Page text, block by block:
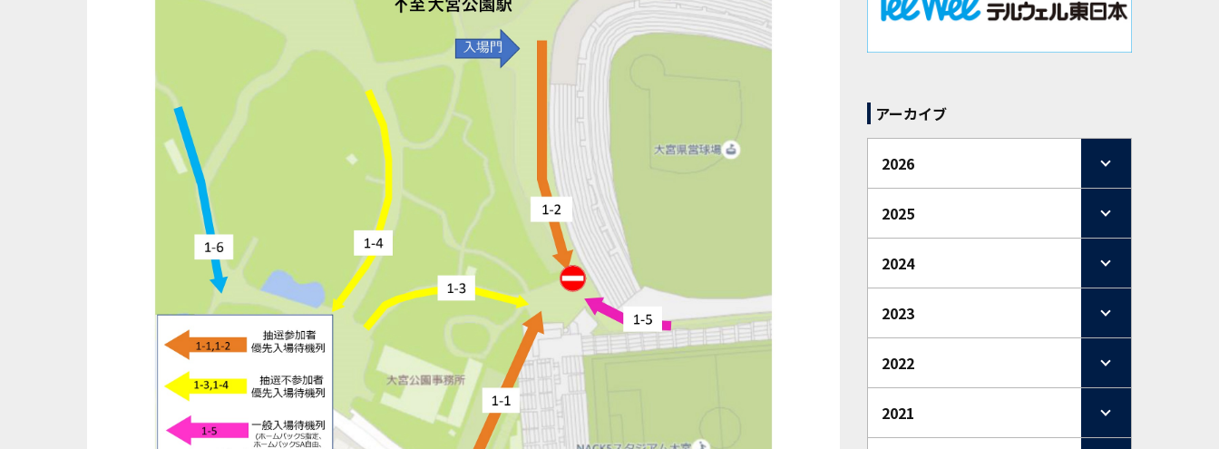
アーカイブ
2026
2025
2024
2023
2022
2021